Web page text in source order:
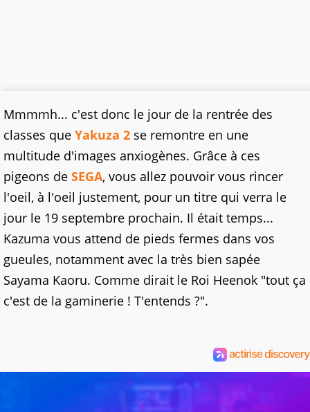
Mmmmh... c'est donc le jour de la rentrée des
classes que Yakuza 2 se remontre en une
multitude d'images anxiogènes. Grâce à ces
pigeons de SEGA, vous allez pouvoir vous rincer
l'oeil, à l'oeil justement, pour un titre qui verra le
jour le 19 septembre prochain. Il était temps...
Kazuma vous attend de pieds fermes dans vos
gueules, notamment avec la très bien sapée
Sayama Kaoru. Comme dirait le Roi Heenok "tout ça
c'est de la gaminerie ! T'entends ?".